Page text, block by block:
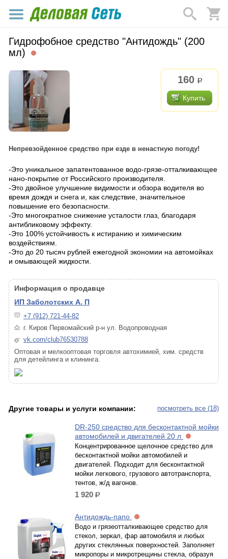
Гидрофобное средство "Антидождь" (200
мл)
160 р.
Купить
Непревзойденное средство при езде в ненастную погоду!
-Это уникальное запатентованное водо-грязе-отталкивающее
нано-покрытие от Российского производителя.
-Это двойное улучшение видимости и обзора водителя во
время дождя и снега и, как следствие, значительное
повышение его безопасности.
-Это многократное снижение усталости глаз, благодаря
антибликовому эффекту.
-Это 100% устойчивость к истиранию и химическим
воздействиям.
-Это до 20 тысяч рублей ежегодной экономии на автомойках
и омывающей жидкости.
Информация о продавце
ИП Заболотских А. П
+7 (912) 721-44-82
г. Киров Первомайский р-н ул. Водопроводная
vk.com/club76530788
Оптовая и мелкооптовая торговля автохимией, хим. средств
для детейлинга и клининга.
посмотреть все (18)
Другие товары и услуги компании:
DR-250 средство для бесконтактной мойки
автомобилей и двигателей 20 л
Концентрированное щелочное средство для
бесконтактной мойки автомобилей и
двигателей. Подходит для бесконтактной
мойки легкового, грузового автотранспорта,
тентов, ж/д вагонов.
1 920 р.
Антидождь-nano
Водо и грязеотталкивающее средство для
стекол, зеркал, фар автомобиля и любых
других стеклянных поверхностей. Заполняет
микропоры и микротрещины стекла, образуя